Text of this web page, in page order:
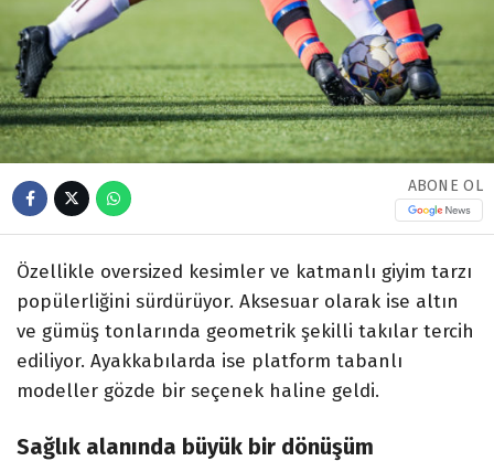
ABONE OL
Özellikle oversized kesimler ve katmanlı giyim tarzı
popülerliğini sürdürüyor. Aksesuar olarak ise altın
ve gümüş tonlarında geometrik şekilli takılar tercih
ediliyor. Ayakkabılarda ise platform tabanlı
modeller gözde bir seçenek haline geldi.
Sağlık alanında büyük bir dönüşüm